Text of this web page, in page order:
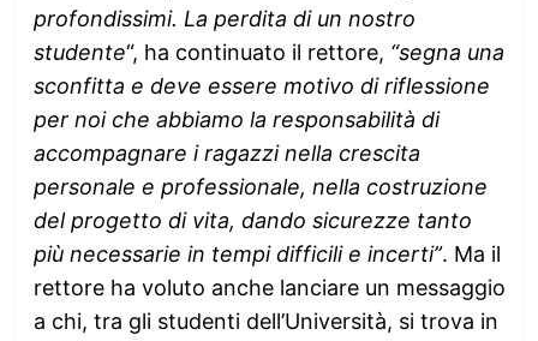
profondissimi. La perdita di un nostro
studente“, ha continuato il rettore, “segna una
sconfitta e deve essere motivo di riflessione
per noi che abbiamo la responsabilità di
accompagnare i ragazzi nella crescita
personale e professionale, nella costruzione
del progetto di vita, dando sicurezze tanto
più necessarie in tempi difficili e incerti”. Ma il
rettore ha voluto anche lanciare un messaggio
a chi, tra gli studenti dell’Università, si trova in